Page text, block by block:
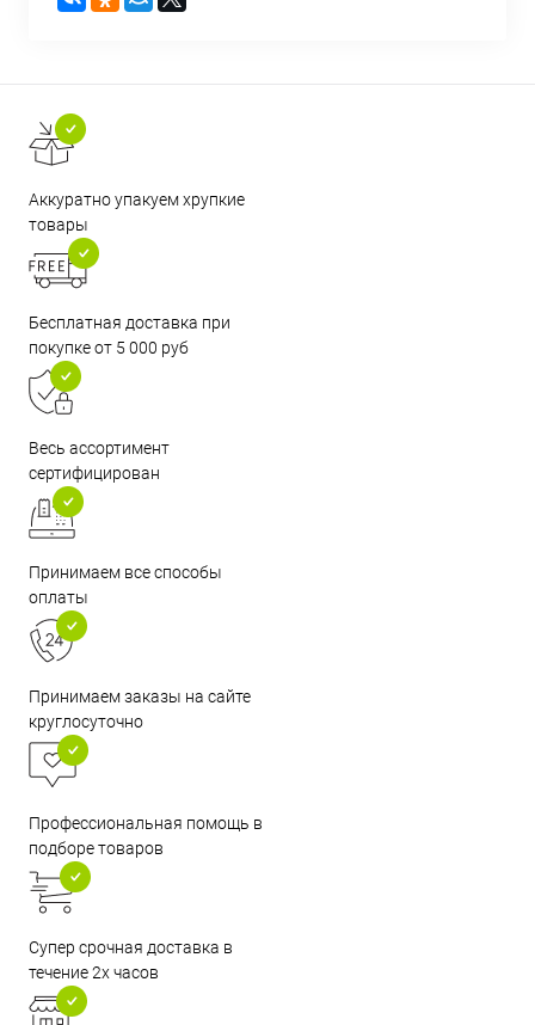
Аккуратно упакуем хрупкие
товары
Бесплатная доставка при
покупке от 5 000 руб
Весь ассортимент
сертифицирован
Принимаем все способы
оплаты
Принимаем заказы на сайте
круглосуточно
Профессиональная помощь в
подборе товаров
Супер срочная доставка в
течение 2х часов